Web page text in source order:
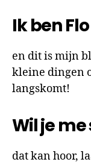
Ik ben
en dit is mijn
kleine dingen
langskomt!
Wil je
dat kan hoor,